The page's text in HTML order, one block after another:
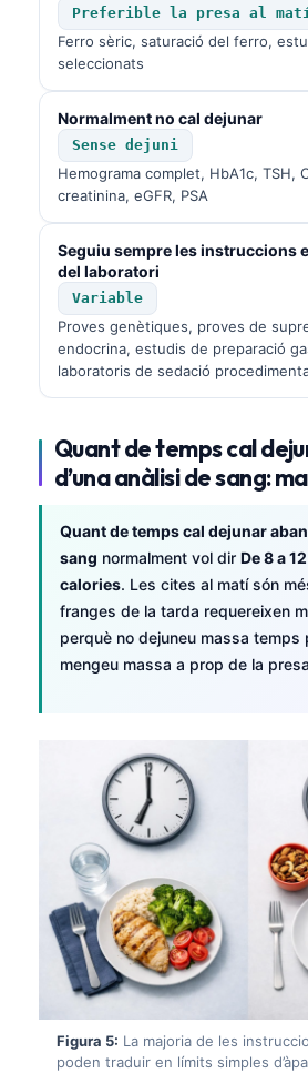
Preferible la presa al
Ferro sèric, saturació del ferro,
seleccionats
Normalment no cal dejunar
Sense dejuni
Hemograma complet, HbA1c, TSH,
creatinina, eGFR, PSA
Seguiu sempre les instruccions
del laboratori
Variable
Proves genètiques, proves de
endocrina, estudis de preparació
laboratoris de sedació
Quant de temps cal
d’una anàlisi de sang:
Quant de temps cal dejunar
sang normalment vol dir De 8 a
calories. Les cites al matí són
franges de la tarda requereixen
perquè no dejuneu massa temps
mengeu massa a prop de la
Figura 5: La majoria de les
poden traduir en límits simples
Esperanto
Frysk
Ślōnskŏ gŏdka
Norsk bokmål